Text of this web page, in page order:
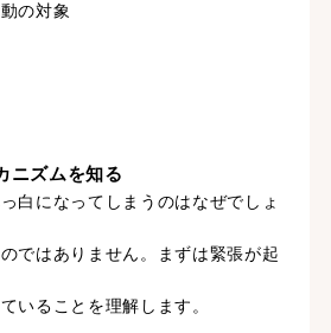
の対象
ニズムを知る
白になってしまうのはなぜでしょ
ではありません。まずは緊張が起
いることを理解します。